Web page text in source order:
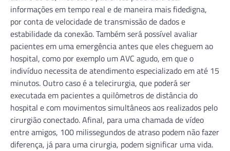
informações em tempo real e de maneira mais fidedigna,
por conta de velocidade de transmissão de dados e
estabilidade da conexão. Também será possível avaliar
pacientes em uma emergência antes que eles cheguem ao
hospital, como por exemplo um AVC agudo, em que o
indivíduo necessita de atendimento especializado em até 15
minutos. Outro caso é a telecirurgia, que poderá ser
executada em pacientes a quilômetros de distância do
hospital e com movimentos simultâneos aos realizados pelo
cirurgião conectado. Afinal, para uma chamada de vídeo
entre amigos, 100 milissegundos de atraso podem não fazer
diferença, já para uma cirurgia, podem significar uma vida.